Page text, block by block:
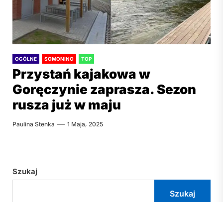
OGÓLNE SOMONINO TOP
Przystań kajakowa w
Goręczynie zaprasza. Sezon
rusza już w maju
Paulina Stenka 1 Maja, 2025
Szukaj
Szukaj